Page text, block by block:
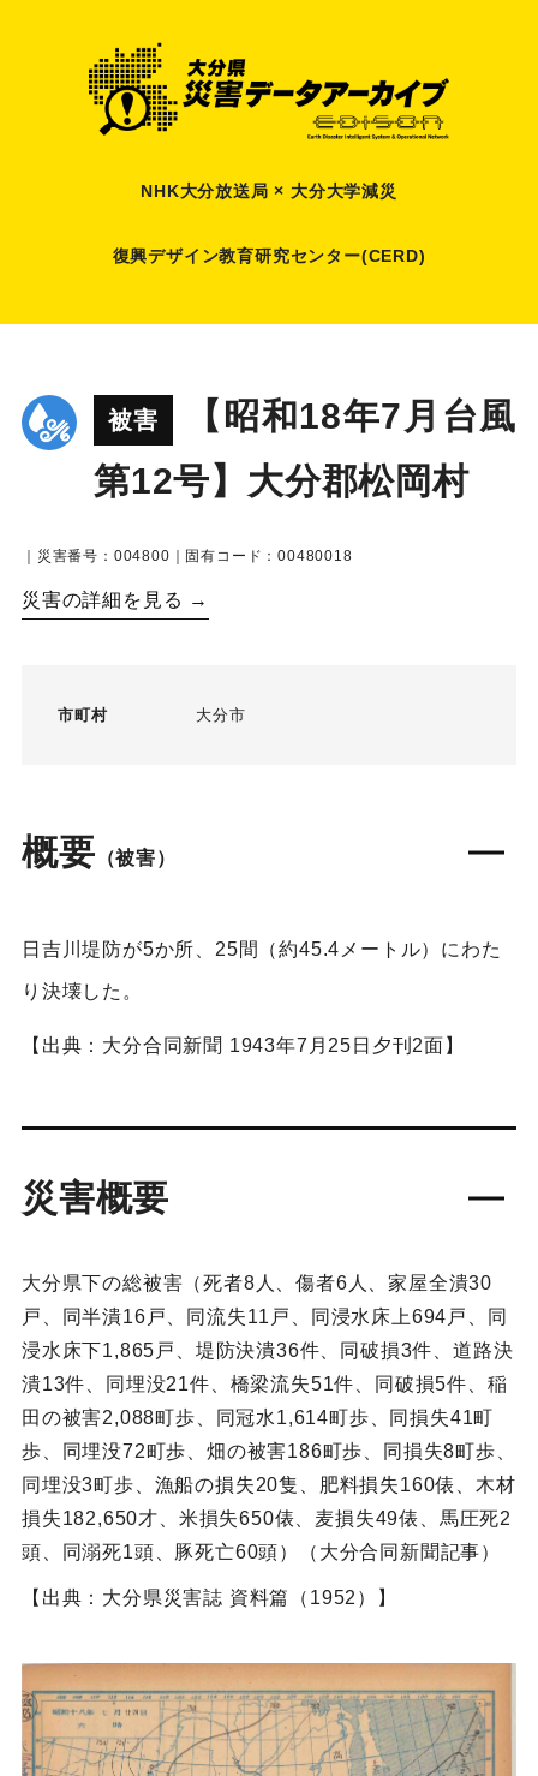
NHK大分放送局 × 大分大学減災
復興デザイン教育研究センター(CERD)
被害
【昭和18年7月台風
第12号】大分郡松岡村
｜災害番号：004800｜固有コード：00480018
災害の詳細を見る →
市町村 大分市
概要 （被害）
日吉川堤防が5か所、25間（約45.4メートル）にわた
り決壊した。
【出典：大分合同新聞 1943年7月25日夕刊2面】
災害概要
大分県下の総被害（死者8人、傷者6人、家屋全潰30
戸、同半潰16戸、同流失11戸、同浸水床上694戸、同
浸水床下1,865戸、堤防決潰36件、同破損3件、道路決
潰13件、同埋没21件、橋梁流失51件、同破損5件、稲
田の被害2,088町歩、同冠水1,614町歩、同損失41町
歩、同埋没72町歩、畑の被害186町歩、同損失8町歩、
同埋没3町歩、漁船の損失20隻、肥料損失160俵、木材
損失182,650才、米損失650俵、麦損失49俵、馬圧死2
頭、同溺死1頭、豚死亡60頭）（大分合同新聞記事）
【出典：大分県災害誌 資料篇（1952）】